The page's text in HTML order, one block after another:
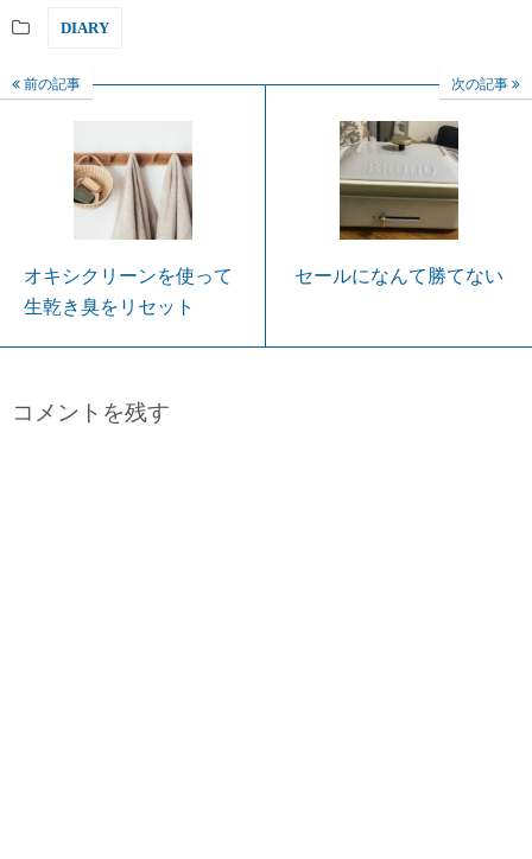
DIARY
前の記事
オキシクリーンを使って
生乾き臭をリセット
次の記事
セールになんて勝てない
コメントを残す